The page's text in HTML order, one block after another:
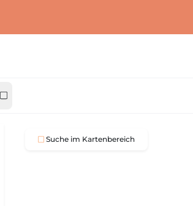
Suche im Kartenbereich